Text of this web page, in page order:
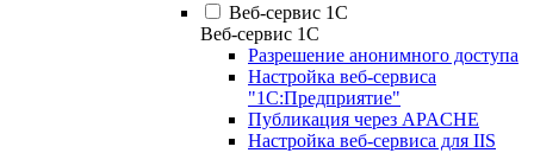
Веб-сервис 1С
Веб-сервис 1С
Разрешение анонимного доступа
Настройка веб-сервиса
"1С:Предприятие"
Публикация через APACHE
Настройка веб-сервиса для IIS